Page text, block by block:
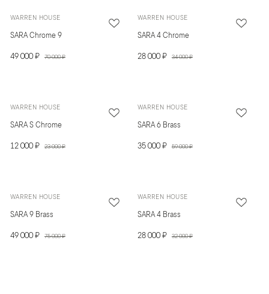
WARREN HOUSE
SARA Chrome 9
49 000 ₽ 70 000 ₽
WARREN HOUSE
SARA 4 Chrome
28 000 ₽ 34 000 ₽
WARREN HOUSE
SARA S Chrome
12 000 ₽ 23 000 ₽
WARREN HOUSE
SARA 6 Brass
35 000 ₽ 59 000 ₽
WARREN HOUSE
SARA 9 Brass
49 000 ₽ 75 000 ₽
WARREN HOUSE
SARA 4 Brass
28 000 ₽ 32 000 ₽